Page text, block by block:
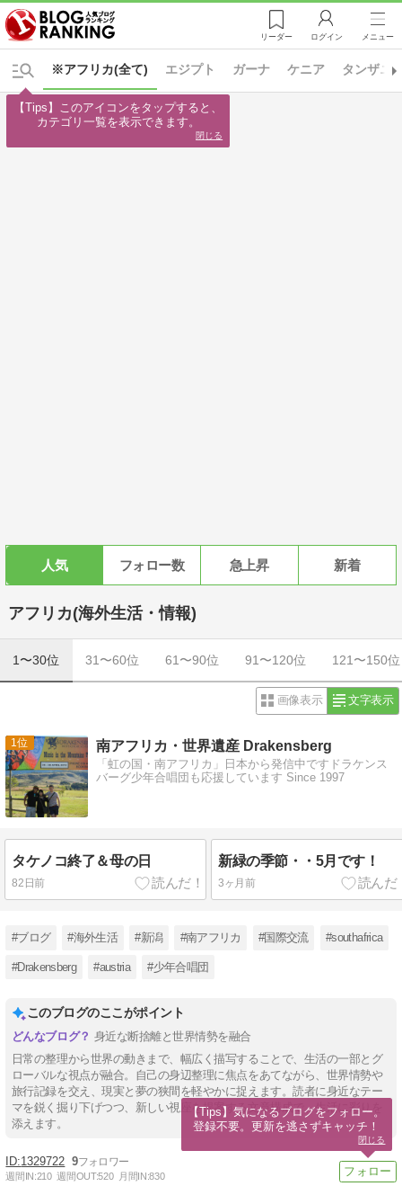
リーダー ログイン メニュー
※アフリカ(全て) エジプト ガーナ ケニア タンザニ
人気 フォロー数 急上昇 新着
アフリカ(海外生活・情報)
1〜30位 31〜60位 61〜90位 91〜120位 121〜150位
画像表示 文字表示
1 南アフリカ・世界遺産 Drakensberg
「虹の国・南アフリカ」日本から発信中ですドラケンス
バーグ少年合唱団も応援しています Since 1997
タケノコ終了＆母の日
82日前
新緑の季節・・5月です！
3ヶ月前
#ブログ #海外生活 #新潟 #南アフリカ #国際交流 #southafrica
#Drakensberg #austria #少年合唱団
このブログのここがポイント
身近な断捨離と世界情勢を融合
日常の整理から世界の動きまで、幅広く描写することで、生活の一部とグ
ローバルな視点が融合。自己の身辺整理に焦点をあてながら、世界情勢や
旅行記録を交え、現実と夢の狭間を軽やかに捉えます。読者に身近なテー
マを鋭く掘り下げつつ、新しい視座を提案する文章構成で、生活に彩りを
添えます。
1329722 9
週間IN:210 週間OUT:520 月間IN:830
【Tips】このアイコンをタップすると、
カテゴリ一覧を表示できます。
閉じる
【Tips】気になるブログをフォロー。
登録不要。更新を逃さずキャッチ！
閉じる